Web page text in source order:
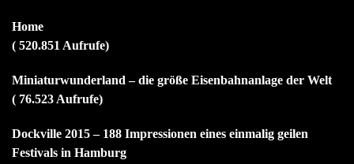
Home
( 520.851 Aufrufe)
Miniaturwunderland – die größe Eisenbahnanlage der Welt
( 76.523 Aufrufe)
Dockville 2015 – 188 Impressionen eines einmalig geilen
Festivals in Hamburg